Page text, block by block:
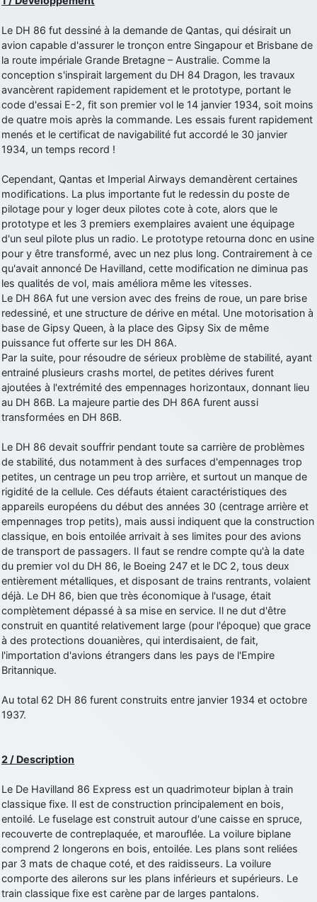
au site!
jericho: Bonne année et tous mes meilleurs voeux à tous pour
2026 !
little boy
: je vous souhaite un bon réveillon pour cette nouvelle
année!
jericho: Merci D9pouces, à mon tour de souhaiter un Joyeux Noël
et de bonnes fêtes de fin d'année.
d9pouces: Joyeux Noël à tous !
d9pouces : mais tu peux tenter l'un des rares lycées militaires
comme le Prytanée dans la Sarthe, ça ne peut pas faire de mal !
d9pouces: C'est plutôt après le lycée, voire après une prépa
scientifique, tu as donc encore un peu de temps devant toi
yaellerigolow : bonjour a tous je suis un élève de première
passionnée par l'aviation militaire , pourrais je savoir que faire après
le lycée pour s'orienter et pouvoir devenir officier de l'armée de l'air?
d9pouces : lesquels, par exemple ?
mahmoud: bonsoir, très instructif ce site .mais nous aimerions avoir
les photo des anciens appareils de l'armée de l'air de la haute -volta
d9pouces : Ça me casse quand même bien les pieds, j’avoue
jericho : Pour moi tout est à nouveau OK dirait-on… Merci à toi.
d9pouces
: En espérant n’avoir coupé les accessoires de personne
au passage !
un peu mieux
d9pouces: cette fois, c'est le Brésil et Singapour qui mettent le site
par terre
jericho: Ah ben je peux te confirmer que j'étais resté dans le filtre…
d9pouces: Désolé ! Mon filtrage a été un peu trop violent
manifestement
tout voir
Le DH 86 fut dessiné à la demande de Qantas, qui désirait un
avion capable d'assurer le tronçon entre Singapour et Brisbane de
la route impériale Grande Bretagne – Australie. Comme la
conception s'inspirait largement du DH 84 Dragon, les travaux
avancèrent rapidement rapidement et le prototype, portant le
code d'essai E-2, fit son premier vol le 14 janvier 1934, soit moins
de quatre mois après la commande. Les essais furent rapidement
menés et le certificat de navigabilité fut accordé le 30 janvier
1934, un temps record !
Cependant, Qantas et Imperial Airways demandèrent certaines
modifications. La plus importante fut le redessin du poste de
pilotage pour y loger deux pilotes cote à cote, alors que le
prototype et les 3 premiers exemplaires avaient une équipage
d'un seul pilote plus un radio. Le prototype retourna donc en usine
pour y être transformé, avec un nez plus long. Contrairement à ce
qu'avait annoncé De Havilland, cette modification ne diminua pas
les qualités de vol, mais améliora même les vitesses.
Le DH 86A fut une version avec des freins de roue, un pare brise
redessiné, et une structure de dérive en métal. Une motorisation à
base de Gipsy Queen, à la place des Gipsy Six de même
puissance fut offerte sur les DH 86A.
Par la suite, pour résoudre de sérieux problème de stabilité, ayant
entrainé plusieurs crashs mortel, de petites dérives furent
ajoutées à l'extrémité des empennages horizontaux, donnant lieu
au DH 86B. La majeure partie des DH 86A furent aussi
transformées en DH 86B.
Le DH 86 devait souffrir pendant toute sa carrière de problèmes
de stabilité, dus notamment à des surfaces d'empennages trop
petites, un centrage un peu trop arrière, et surtout un manque de
rigidité de la cellule. Ces défauts étaient caractéristiques des
appareils européens du début des années 30 (centrage arrière et
empennages trop petits), mais aussi indiquent que la construction
classique, en bois entoilée arrivait à ses limites pour des avions
de transport de passagers. Il faut se rendre compte qu'à la date
du premier vol du DH 86, le Boeing 247 et le DC 2, tous deux
entièrement métalliques, et disposant de trains rentrants, volaient
déjà. Le DH 86, bien que très économique à l'usage, était
complètement dépassé à sa mise en service. Il ne dut d'être
construit en quantité relativement large (pour l'époque) que grace
à des protections douanières, qui interdisaient, de fait,
l'importation d'avions étrangers dans les pays de l'Empire
Britannique.
Au total 62 DH 86 furent construits entre janvier 1934 et octobre
1937.
2 / Description
Le De Havilland 86 Express est un quadrimoteur biplan à train
classique fixe. Il est de construction principalement en bois,
entoilé. Le fuselage est construit autour d'une caisse en spruce,
recouverte de contreplaquée, et marouflée. La voilure biplane
comprend 2 longerons en bois, entoilée. Les plans sont reliées
par 3 mats de chaque coté, et des raidisseurs. La voilure
comporte des ailerons sur les plans inférieurs et supérieurs. Le
train classique fixe est carène par de larges pantalons.